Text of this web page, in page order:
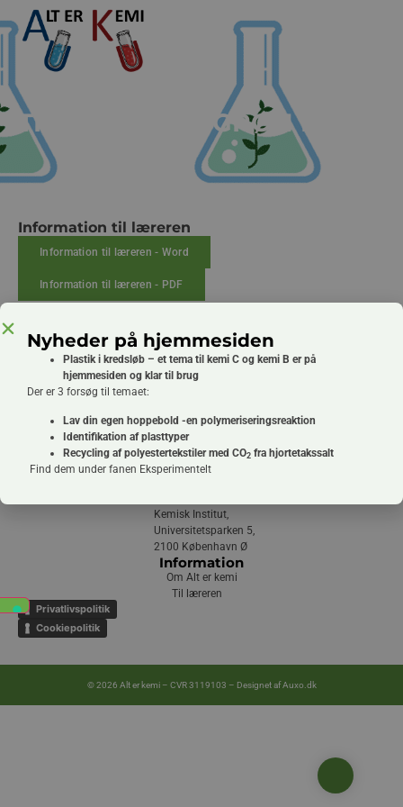
TIL LÆREREN: GRØN KEMI
Information til læreren
Information til læreren - Word
Information til læreren - PDF
Vi har en mission, som vi deler med mange i hele verden, bl.a
nobelprismodtager i kemi Morten Meldal. Vi vil gøre kemiens verden
vedkommende og forståelig for mange flere gymnasieelever.
Kontakt
Kemisk Institut,
Universitetsparken 5,
2100 København Ø
Information
Om Alt er kemi
Til læreren
Privatlivspolitik
Cookiepolitik
© 2026 Alt er kemi – CVR 3119103 – Designet afAuxo.dk
Nyheder på hjemmesiden
Plastik i kredsløb – et tema til kemi C og kemi B er på
hjemmesiden og klar til brug
Der er 3 forsøg til temaet:
Lav din egen hoppebold -en polymeriseringsreaktion
Identifikation af plasttyper
Recycling af polyestertekstiler med CO2 fra hjortetakssalt
Find dem under fanen Eksperimentelt